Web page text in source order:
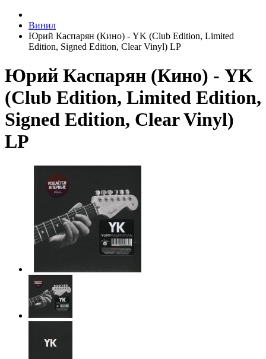
Винил
Юрий Каспарян (Кино) - YK (Club Edition, Limited
Edition, Signed Edition, Clear Vinyl) LP
Юрий Каспарян (Кино) - YK
(Club Edition, Limited Edition,
Signed Edition, Clear Vinyl)
LP